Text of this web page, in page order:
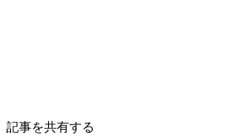
記事を共有する